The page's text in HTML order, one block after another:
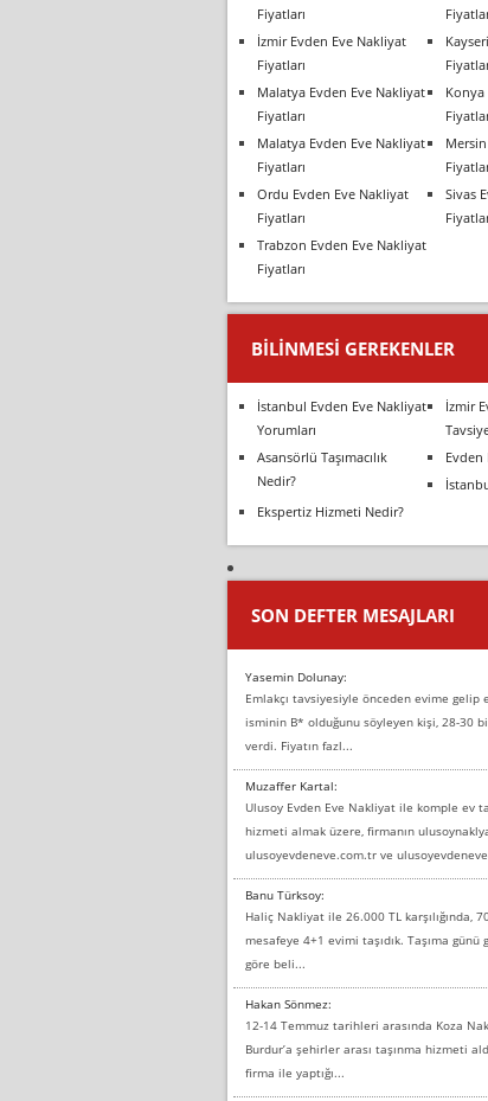
Fiyatları
İzmir Evden Eve Nakliyat
Fiyatları
Malatya Evden Eve Nakliyat
Fiyatları
Konya
Malatya Evden Eve Nakliyat
Fiyatları
Ordu Evden Eve Nakliyat
Fiyatları
Sivas
Trabzon Evden Eve Nakliyat
Fiyatları
BILINMESI GEREKENLER
İstanbul Evden Eve Nakliyat
Yorumları
İzmir
Asansörlü Taşımacılık
Nedir?
Evden
Ekspertiz Hizmeti Nedir?
SON DEFTER MESAJLARI
Yasemin Dolunay:
Emlakçı tavsiyesiyle önceden evime gelip
isminin B* olduğunu söyleyen kişi, 28-30
verdi. Fiyatın fazl...
Muzaffer Kartal:
Ulusoy Evden Eve Nakliyat ile komple ev
hizmeti almak üzere, firmanın
ulusoyevdeneve.com.tr ve
Banu Türksoy:
Haliç Nakliyat ile 26.000 TL karşılığında,
mesafeye 4+1 evimi taşıdık. Taşıma günü
göre beli...
Hakan Sönmez:
12-14 Temmuz tarihleri arasında Koza
Burdur’a şehirler arası taşınma hizmeti
firma ile yaptığı...